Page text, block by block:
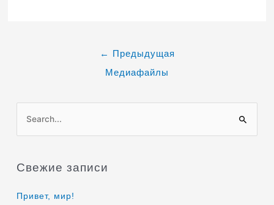
←
Предыдущая
Медиафайлы
о
с
Свежие записи
Привет, мир!